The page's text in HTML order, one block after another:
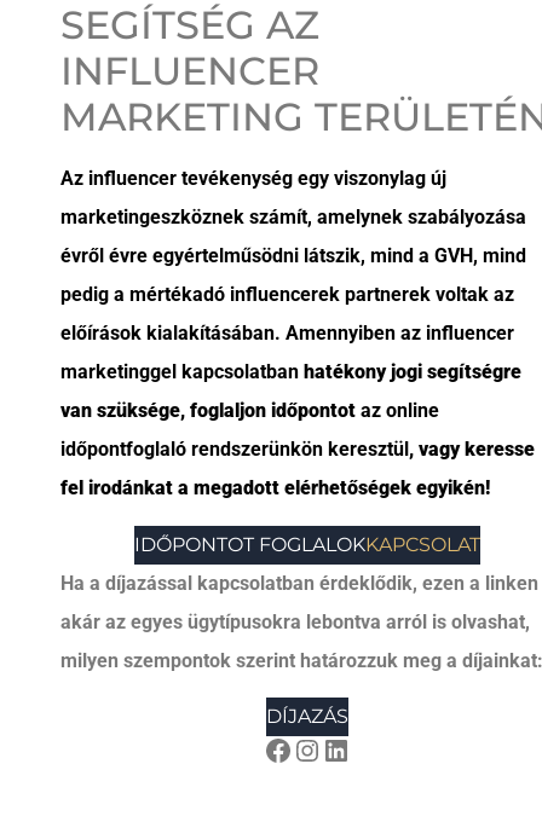
SEGÍTSÉG AZ
INFLUENCER
MARKETING
Az influencer tevékenység egy viszonylag új
marketingeszköznek számít, amelynek szabályozása
évről évre egyértelműsödni látszik, mind a GVH, mind
pedig a mértékadó influencerek partnerek voltak az
előírások kialakításában. Amennyiben az influencer
marketinggel kapcsolatban hatékony jogi segítségre
van szüksége, foglaljon időpontot az online
időpontfoglaló rendszerünkön keresztül , vagy keresse
fel irodánkat a megadott elérhetőségek egyikén!
IDŐPONTOT FOGLALOKKAPCSOLAT
Ha a díjazással kapcsolatban érdeklődik, ezen a linken
akár az egyes ügytípusokra lebontva arról is olvashat,
milyen szempontok szerint határozzuk meg a díjainkat:
DÍJAZÁS